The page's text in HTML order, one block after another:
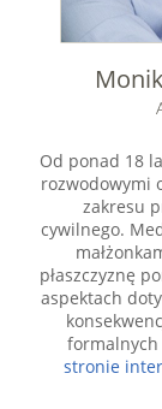
Od ponad 18
rozwodowymi
zakresu
cywilnego.
płaszczyznę
aspektach
formalnych
stronie